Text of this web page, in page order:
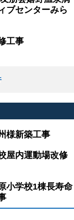
ブセンターみら
工事
様新築工事
屋内運動場改修
小学校1棟長寿命